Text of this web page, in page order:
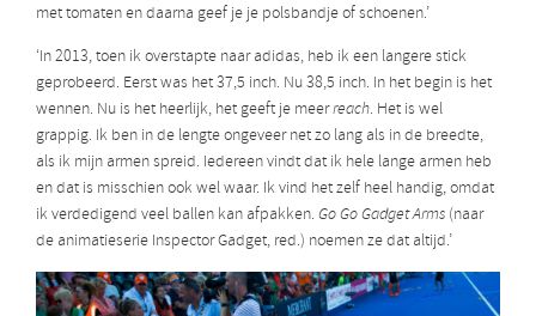
met tomaten en daarna geef je je polsbandje of schoenen.’
‘In 2013, toen ik overstapte naar adidas, heb ik een langere stick
geprobeerd. Eerst was het 37,5 inch. Nu 38,5 inch. In het begin is het
wennen. Nu is het heerlijk, het geeft je meerreach. Het is wel
grappig. Ik ben in de lengte ongeveer net zo lang als in de breedte,
als ik mijn armen spreid. Iedereen vindt dat ik hele lange armen heb
en dat is misschien ook wel waar. Ik vind het zelf heel handig, omdat
ik verdedigend veel ballen kan afpakken. Go Go Gadget Arms (naar
de animatieserie Inspector Gadget, red.) noemen ze dat altijd.’